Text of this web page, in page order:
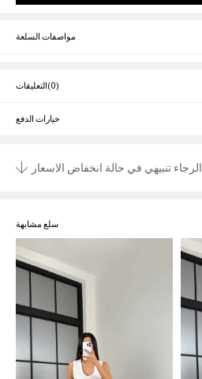
مواصفات السلعة
التعليقات(0)
خيارات الدفع
الرجاء تنبيهي في حالة انخفاض الاسعار
سلع مشابهة